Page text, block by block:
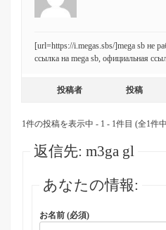
[url=https://i.megas.sbs/]mega sb не
ссылка на mega sb, официальная
投稿者 投稿
1件の投稿を表示中 - 1 - 1件目 (全1件
返信先: m3ga gl
あなたの情報:
お名前 (必須)